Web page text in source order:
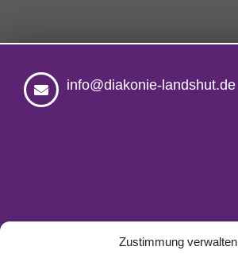
Zustimmung verwalten
info@diakonie-landshut.de